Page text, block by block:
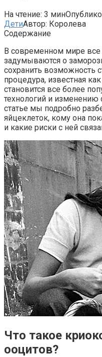
На чтение: 3 мин
ДетиАвтор: Королева
Содержание
В современном мире
задумываются о
сохранить возможность
процедура, известная
становится все более
технологий и
статье мы подробно
яйцеклеток, кому она
и какие риски с ней
Что такое
ооцитов?